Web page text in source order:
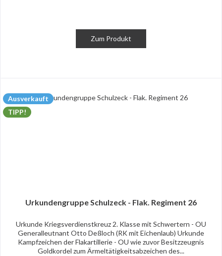
Zum Produkt
Ausverkauft
TIPP!
Urkundengruppe Schulzeck - Flak. Regiment 26
Urkunde Kriegsverdienstkreuz 2. Klasse mit Schwertern - OU
Generalleutnant Otto Deßloch (RK mit Eichenlaub) Urkunde
Kampfzeichen der Flakartillerie - OU wie zuvor Besitzzeugnis
Goldkordel zum Ärmeltätigkeitsabzeichen des...